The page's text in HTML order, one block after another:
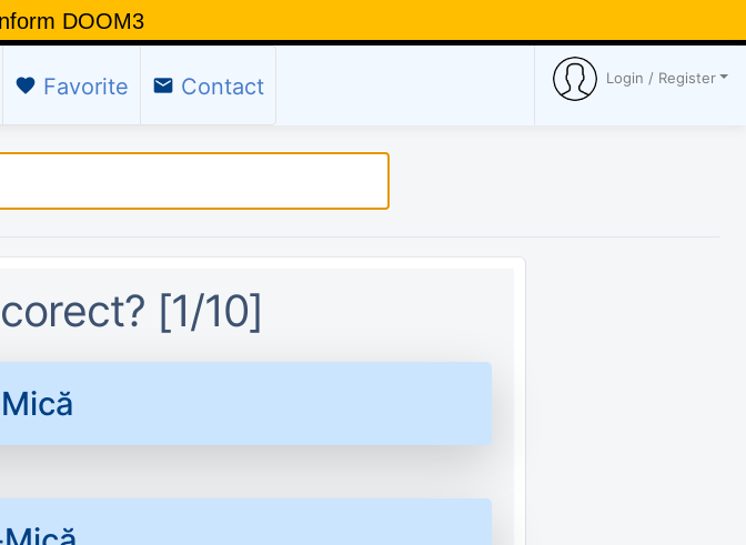
DOOM3
favorite Favorite email Contact Login / Register
[1/10]